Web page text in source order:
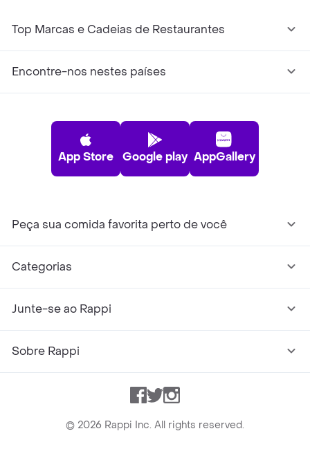
Top Marcas e Cadeias de Restaurantes
Encontre-nos nestes países
App Store Google play AppGallery
Peça sua comida favorita perto de você
Categorias
Junte-se ao Rappi
Sobre Rappi
Facebook
TwitterInstagram
© 2026 Rappi Inc. All rights reserved.